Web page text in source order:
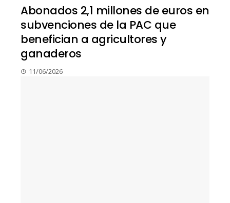
Abonados 2,1 millones de euros en
subvenciones de la PAC que
benefician a agricultores y
ganaderos
11/06/2026